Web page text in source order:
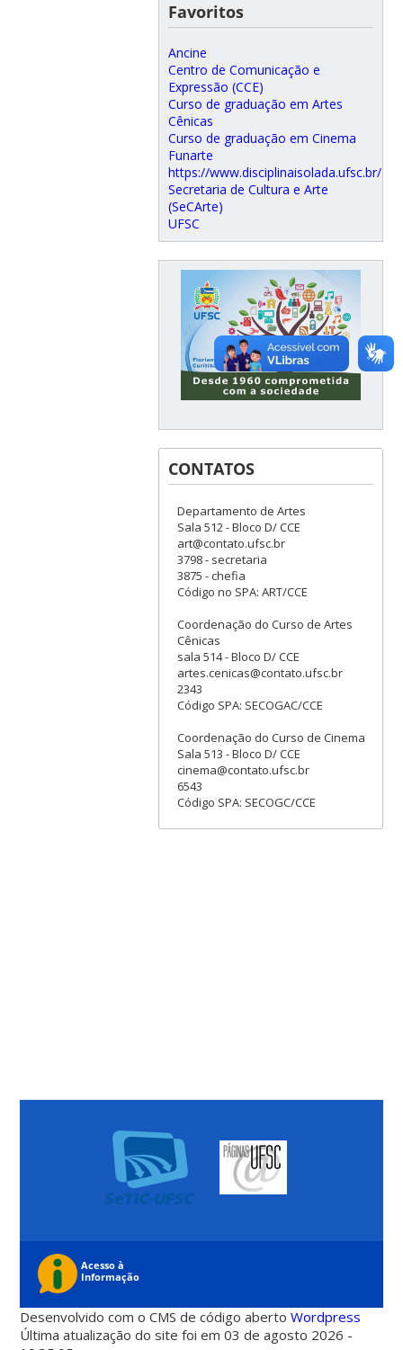
Favoritos
Ancine
Centro de Comunicação e
Expressão (CCE)
Curso de graduação em Artes
Cênicas
Curso de graduação em Cinema
Funarte
https://www.disciplinaisolada.ufsc.br/
Secretaria de Cultura e Arte
(SeCArte)
UFSC
CONTATOS
Departamento de Artes
Sala 512 - Bloco D/ CCE
art@contato.ufsc.br
3798 - secretaria
3875 - chefia
Código no SPA: ART/CCE
Coordenação do Curso de Artes
Cênicas
sala 514 - Bloco D/ CCE
artes.cenicas@contato.ufsc.br
2343
Código SPA: SECOGAC/CCE
Coordenação do Curso de Cinema
Sala 513 - Bloco D/ CCE
cinema@contato.ufsc.br
6543
Código SPA: SECOGC/CCE
Desenvolvido com o CMS de código abertoWordpress
Última atualização do site foi em 03 de agosto 2026 -